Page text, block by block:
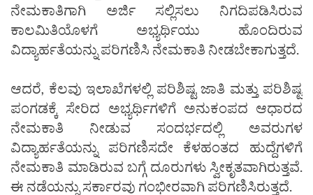
ನೇಮಕಾತಿಗಾಗಿ ಅರ್ಜಿ ಸಲ್ಲಿಸಲು ನಿಗದಿಪಡಿಸಿರುವ
ಕಾಲಮಿತಿಯೊಳಗೆ ಅಭ್ಯರ್ಥಿಯು ಹೊಂದಿರುವ
ವಿದ್ಯಾರ್ಹತೆಯನ್ನು ಪರಿಗಣಿಸಿ ನೇಮಕಾತಿ ನೀಡಬೇಕಾಗುತ್ತದೆ.
ಆದರೆ, ಕೆಲವು ಇಲಾಖೆಗಳಲ್ಲಿ ಪರಿಶಿಷ್ಟ ಜಾತಿ ಮತ್ತು ಪರಿಶಿಷ್ಟ
ಪಂಗಡಕ್ಕೆ ಸೇರಿದ ಅಭ್ಯರ್ಥಿಗಳಿಗೆ ಅನುಕಂಪದ ಆಧಾರದ
ನೇಮಕಾತಿ ನೀಡುವ ಸಂದರ್ಭದಲ್ಲಿ ಅವರುಗಳ
ವಿದ್ಯಾರ್ಹತೆಯನ್ನು ಪರಿಗಣಿಸದೇ ಕೆಳಹಂತದ ಹುದ್ದೆಗಳಿಗೆ
ನೇಮಕಾತಿ ಮಾಡಿರುವ ಬಗ್ಗೆ ದೂರುಗಳು ಸ್ವೀಕೃತವಾಗಿರುತ್ತವೆ.
ಈ ನಡೆಯನ್ನು ಸರ್ಕಾರವು ಗಂಭೀರವಾಗಿ ಪರಿಗಣಿಸಿರುತ್ತದೆ.